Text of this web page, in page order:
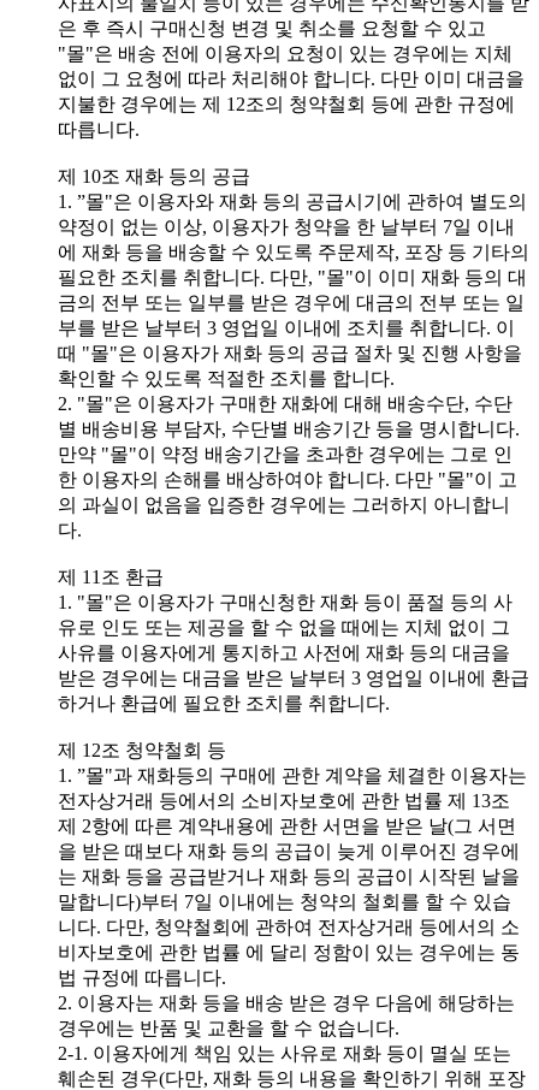
은 후 즉시 구매신청 변경 및 취소를 요청할 수 있고
"몰"은 배송 전에 이용자의 요청이 있는 경우에는 지체
없이 그 요청에 따라 처리해야 합니다. 다만 이미 대금을
지불한 경우에는 제 12조의 청약철회 등에 관한 규정에
따릅니다.
제 10조 재화 등의 공급
1. ”몰"은 이용자와 재화 등의 공급시기에 관하여 별도의
약정이 없는 이상, 이용자가 청약을 한 날부터 7일 이내
에 재화 등을 배송할 수 있도록 주문제작, 포장 등 기타의
필요한 조치를 취합니다. 다만, "몰"이 이미 재화 등의 대
금의 전부 또는 일부를 받은 경우에 대금의 전부 또는 일
부를 받은 날부터 3 영업일 이내에 조치를 취합니다. 이
때 "몰"은 이용자가 재화 등의 공급 절차 및 진행 사항을
확인할 수 있도록 적절한 조치를 합니다.
2. "몰"은 이용자가 구매한 재화에 대해 배송수단, 수단
별 배송비용 부담자, 수단별 배송기간 등을 명시합니다.
만약 "몰"이 약정 배송기간을 초과한 경우에는 그로 인
한 이용자의 손해를 배상하여야 합니다. 다만 "몰"이 고
의 과실이 없음을 입증한 경우에는 그러하지 아니합니
다.
제 11조 환급
1. "몰"은 이용자가 구매신청한 재화 등이 품절 등의 사
유로 인도 또는 제공을 할 수 없을 때에는 지체 없이 그
사유를 이용자에게 통지하고 사전에 재화 등의 대금을
받은 경우에는 대금을 받은 날부터 3 영업일 이내에 환급
하거나 환급에 필요한 조치를 취합니다.
제 12조 청약철회 등
1. ”몰"과 재화등의 구매에 관한 계약을 체결한 이용자는
전자상거래 등에서의 소비자보호에 관한 법률 제 13조
제 2항에 따른 계약내용에 관한 서면을 받은 날(그 서면
을 받은 때보다 재화 등의 공급이 늦게 이루어진 경우에
는 재화 등을 공급받거나 재화 등의 공급이 시작된 날을
말합니다)부터 7일 이내에는 청약의 철회를 할 수 있습
니다. 다만, 청약철회에 관하여 전자상거래 등에서의 소
비자보호에 관한 법률 에 달리 정함이 있는 경우에는 동
법 규정에 따릅니다.
2. 이용자는 재화 등을 배송 받은 경우 다음에 해당하는
경우에는 반품 및 교환을 할 수 없습니다.
2-1. 이용자에게 책임 있는 사유로 재화 등이 멸실 또는
훼손된 경우(다만, 재화 등의 내용을 확인하기 위해 포장